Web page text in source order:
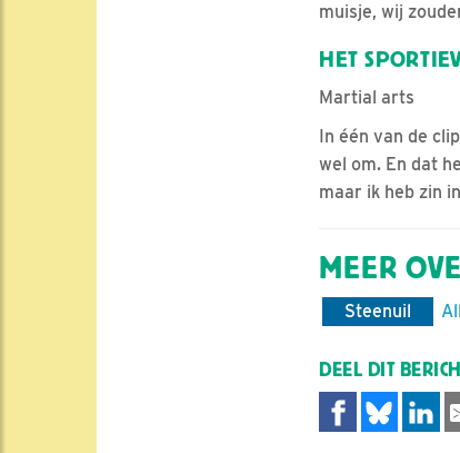
muisje, wij
HET
Martial arts
In één van de
wel om. En dat
maar ik heb zin
MEER
Steenuil
DEEL DIT